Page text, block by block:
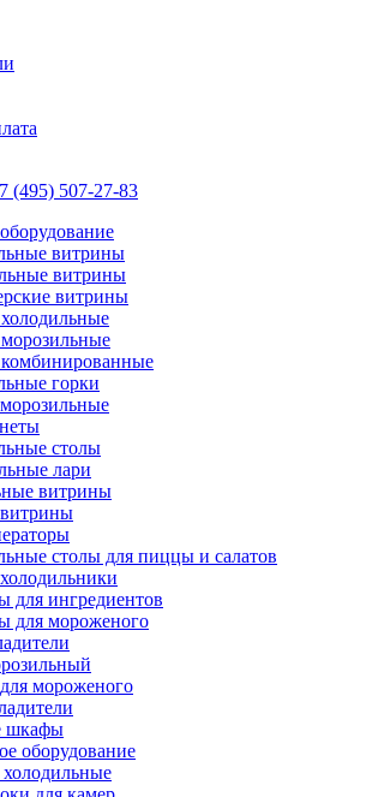
(495) 507-27-83
витрины
витрины
витрины
горки
столы
лари
витрины
столы для пиццы и салатов
для ингредиентов
для мороженого
мороженого
шкафы
оборудование